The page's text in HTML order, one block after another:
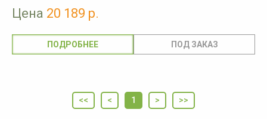
Цена 20 189 р.
ПОДРОБНЕЕ
<< < 1 > >>